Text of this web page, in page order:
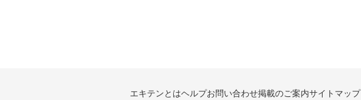
エキテンとはヘルプお問い合わせ掲載のご案内サイトマップ